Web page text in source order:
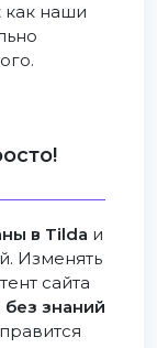
как наши
в Tilda и
Изменять
сайта
без знаний